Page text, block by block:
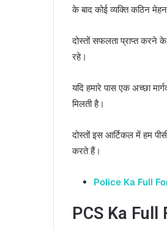
के बाद कोई व्यक्ति कठिन
दोस्तों सफलता प्राप्त करने
रहे।
यदि हमारे पास एक अच्छा
मिलती है।
दोस्तों इस आर्टिकल में हम
करते हैं।
Police Ka Full
PCS Ka Full